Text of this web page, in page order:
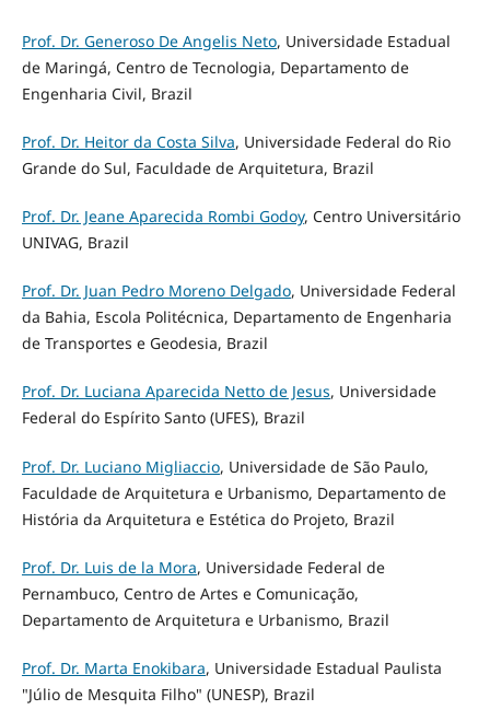
Prof. Dr. Generoso De Angelis Neto, Universidade Estadual
de Maringá, Centro de Tecnologia, Departamento de
Engenharia Civil, Brazil
Prof. Dr. Heitor da Costa Silva, Universidade Federal do Rio
Grande do Sul, Faculdade de Arquitetura, Brazil
Prof. Dr. Jeane Aparecida Rombi Godoy, Centro Universitário
UNIVAG, Brazil
Prof. Dr. Juan Pedro Moreno Delgado, Universidade Federal
da Bahia, Escola Politécnica, Departamento de Engenharia
de Transportes e Geodesia, Brazil
Prof. Dr. Luciana Aparecida Netto de Jesus, Universidade
Federal do Espírito Santo (UFES), Brazil
Prof. Dr. Luciano Migliaccio, Universidade de São Paulo,
Faculdade de Arquitetura e Urbanismo, Departamento de
História da Arquitetura e Estética do Projeto, Brazil
Prof. Dr. Luis de la Mora, Universidade Federal de
Pernambuco, Centro de Artes e Comunicação,
Departamento de Arquitetura e Urbanismo, Brazil
Prof. Dr. Marta Enokibara, Universidade Estadual Paulista
"Júlio de Mesquita Filho" (UNESP), Brazil